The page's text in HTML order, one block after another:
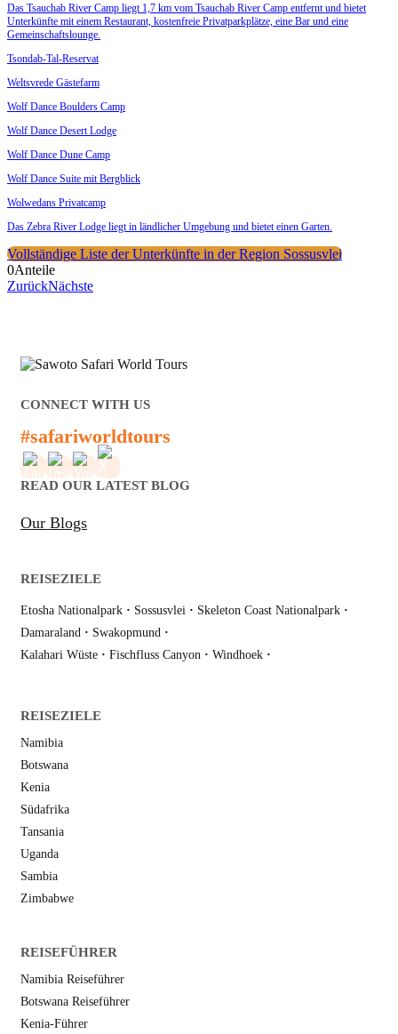
Das Tsauchab River Camp liegt 1,7 km vom Tsauchab River Camp entfernt und bietet
Unterkünfte mit einem Restaurant, kostenfreie Privatparkplätze, eine Bar und eine
Gemeinschaftslounge.
Tsondab-Tal-Reservat
Weltsvrede Gästefarm
Wolf Dance Boulders Camp
Wolf Dance Desert Lodge
Wolf Dance Dune Camp
Wolf Dance Suite mit Bergblick
Wolwedans Privatcamp
Das Zebra River Lodge liegt in ländlicher Umgebung und bietet einen Garten.
Vollständige Liste der Unterkünfte in der Region Sossusvlei
0Anteile
ZurückNächste
CONNECT WITH US
#safariworldtours
READ OUR LATEST BLOG
Our Blogs
REISEZIELE
Etosha Nationalpark · Sossusvlei · Skeleton Coast Nationalpark ·
Damaraland · Swakopmund ·
Kalahari Wüste · Fischfluss Canyon · Windhoek ·
REISEZIELE
Namibia
Botswana
Kenia
Südafrika
Tansania
Uganda
Sambia
Zimbabwe
REISEFÜHRER
Namibia Reiseführer
Botswana Reiseführer
Kenia-Führer